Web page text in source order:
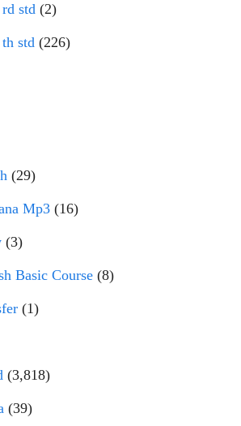
std (2)
std (226)
(29)
Mp3 (16)
(3)
Basic Course (8)
(1)
(3,818)
(39)